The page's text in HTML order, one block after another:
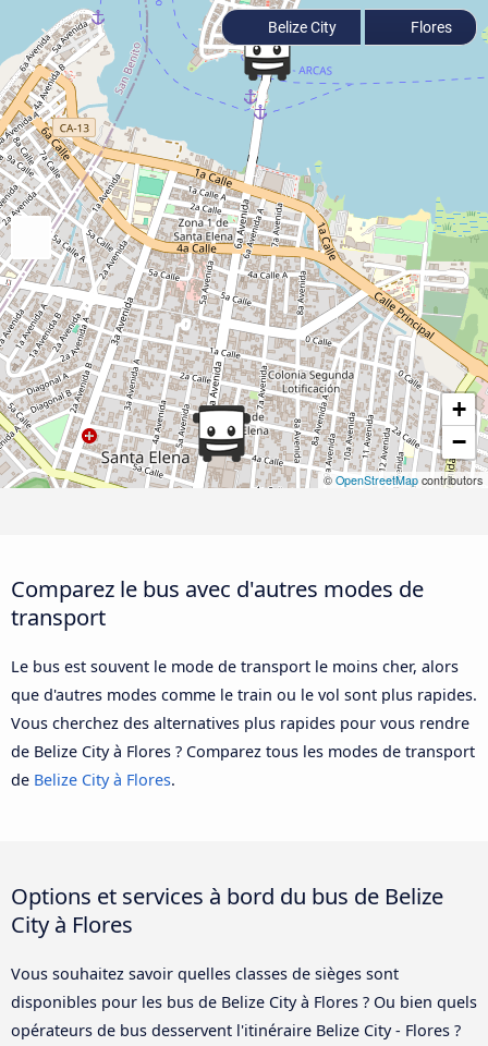
+
−
© OpenStreetMap contributors
Belize City Flores
Comparez le bus avec d'autres modes de
transport
Le bus est souvent le mode de transport le moins cher, alors
que d'autres modes comme le train ou le vol sont plus rapides.
Vous cherchez des alternatives plus rapides pour vous rendre
de Belize City à Flores ? Comparez tous les modes de transport
de Belize City à Flores.
Options et services à bord du bus de Belize
City à Flores
Vous souhaitez savoir quelles classes de sièges sont
disponibles pour les bus de Belize City à Flores ? Ou bien quels
opérateurs de bus desservent l'itinéraire Belize City - Flores ?